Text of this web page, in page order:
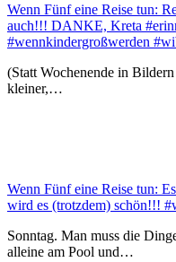
Wenn Fünf eine Reise tun:
auch!!! DANKE, Kreta
#wennkindergroßwerden
(Statt Wochenende in
kleiner,…
Wenn Fünf eine Reise tun:
wird es (trotzdem) schön!!!
Sonntag. Man muss die
alleine am Pool und…